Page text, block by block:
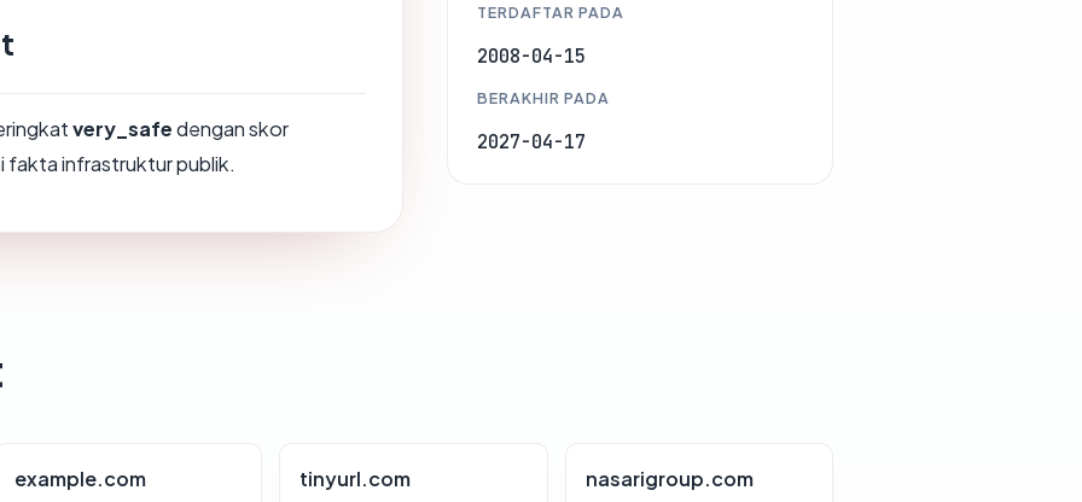
very_safedengan skor
fakta infrastruktur publik.
TERDAFTAR PADA
2008-04-15
BERAKHIR PADA
2027-04-17
example.com tinyurl.com nasarigroup.com